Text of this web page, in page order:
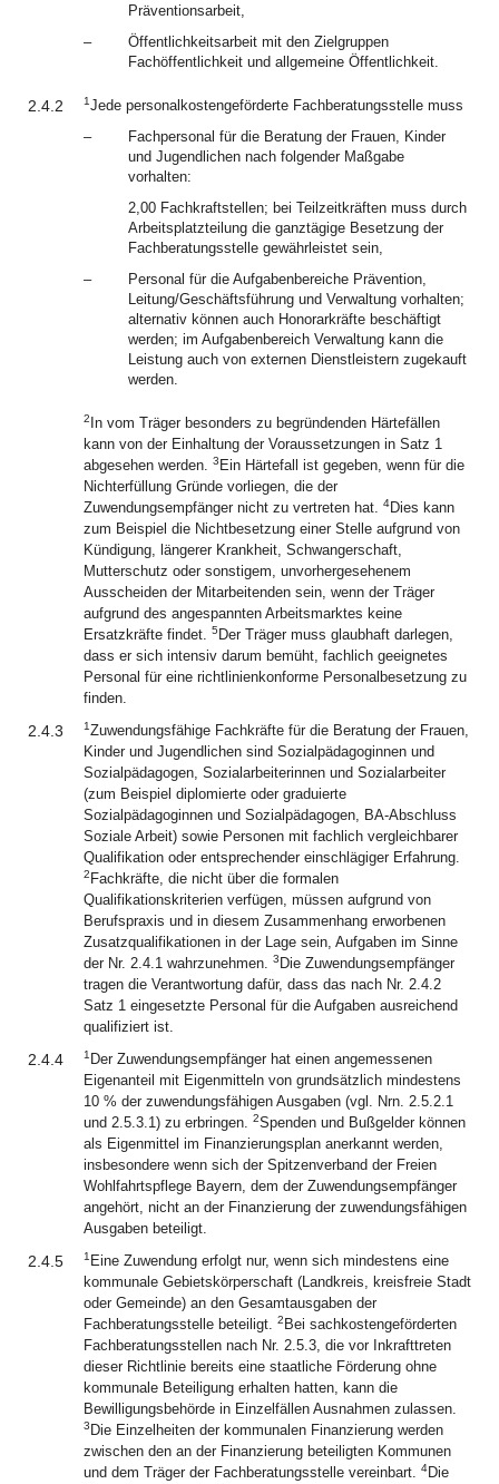
Präventionsarbeit,
–
Öffentlichkeitsarbeit mit den Zielgruppen
Fachöffentlichkeit und allgemeine Öffentlichkeit.
2.4.2 1Jede personalkostengeförderte Fachberatungsstelle muss
–
Fachpersonal für die Beratung der Frauen, Kinder
und Jugendlichen nach folgender Maßgabe
vorhalten:
2,00 Fachkraftstellen; bei Teilzeitkräften muss durch
Arbeitsplatzteilung die ganztägige Besetzung der
Fachberatungsstelle gewährleistet sein,
–
Personal für die Aufgabenbereiche Prävention,
Leitung/Geschäftsführung und Verwaltung vorhalten;
alternativ können auch Honorarkräfte beschäftigt
werden; im Aufgabenbereich Verwaltung kann die
Leistung auch von externen Dienstleistern zugekauft
werden.
2 In vom Träger besonders zu begründenden Härtefällen
kann von der Einhaltung der Voraussetzungen in Satz 1
abgesehen werden. 3 Ein Härtefall ist gegeben, wenn für die
Nichterfüllung Gründe vorliegen, die der
Zuwendungsempfänger nicht zu vertreten hat. 4Dies kann
zum Beispiel die Nichtbesetzung einer Stelle aufgrund von
Kündigung, längerer Krankheit, Schwangerschaft,
Mutterschutz oder sonstigem, unvorhergesehenem
Ausscheiden der Mitarbeitenden sein, wenn der Träger
aufgrund des angespannten Arbeitsmarktes keine
Ersatzkräfte findet. 5 Der Träger muss glaubhaft darlegen,
dass er sich intensiv darum bemüht, fachlich geeignetes
Personal für eine richtlinienkonforme Personalbesetzung zu
finden.
2.4.3 1Zuwendungsfähige Fachkräfte für die Beratung der Frauen,
Kinder und Jugendlichen sind Sozialpädagoginnen und
Sozialpädagogen, Sozialarbeiterinnen und Sozialarbeiter
(zum Beispiel diplomierte oder graduierte
Sozialpädagoginnen und Sozialpädagogen, BA-Abschluss
Soziale Arbeit) sowie Personen mit fachlich vergleichbarer
Qualifikation oder entsprechender einschlägiger Erfahrung.
2 Fachkräfte, die nicht über die formalen
Qualifikationskriterien verfügen, müssen aufgrund von
Berufspraxis und in diesem Zusammenhang erworbenen
Zusatzqualifikationen in der Lage sein, Aufgaben im Sinne
der Nr. 2.4.1 wahrzunehmen. 3 Die Zuwendungsempfänger
tragen die Verantwortung dafür, dass das nach Nr. 2.4.2
Satz 1 eingesetzte Personal für die Aufgaben ausreichend
qualifiziert ist.
2.4.4 1 Der Zuwendungsempfänger hat einen angemessenen
Eigenanteil mit Eigenmitteln von grundsätzlich mindestens
10 % der zuwendungsfähigen Ausgaben (vgl. Nrn. 2.5.2.1
und 2.5.3.1) zu erbringen. 2Spenden und Bußgelder können
als Eigenmittel im Finanzierungsplan anerkannt werden,
insbesondere wenn sich der Spitzenverband der Freien
Wohlfahrtspflege Bayern, dem der Zuwendungsempfänger
angehört, nicht an der Finanzierung der zuwendungsfähigen
Ausgaben beteiligt.
2.4.5 1 Eine Zuwendung erfolgt nur, wenn sich mindestens eine
kommunale Gebietskörperschaft (Landkreis, kreisfreie Stadt
oder Gemeinde) an den Gesamtausgaben der
Fachberatungsstelle beteiligt. 2 Bei sachkostengeförderten
Fachberatungsstellen nach Nr. 2.5.3, die vor Inkrafttreten
dieser Richtlinie bereits eine staatliche Förderung ohne
kommunale Beteiligung erhalten hatten, kann die
Bewilligungsbehörde in Einzelfällen Ausnahmen zulassen.
3 Die Einzelheiten der kommunalen Finanzierung werden
zwischen den an der Finanzierung beteiligten Kommunen
und dem Träger der Fachberatungsstelle vereinbart. 4Die